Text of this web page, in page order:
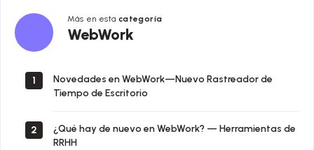
Más en esta categoría
WebWork
WebWork
1
Novedades en WebWork—Nuevo Rastreador de
Tiempo de Escritorio
2
¿Qué hay de nuevo en WebWork? — Herramientas de
RRHH